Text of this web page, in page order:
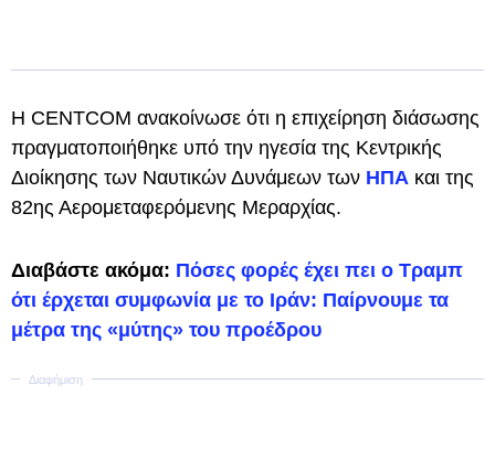
Η CENTCOM ανακοίνωσε ότι η επιχείρηση διάσωσης
πραγματοποιήθηκε υπό την ηγεσία της Κεντρικής
Διοίκησης των Ναυτικών Δυνάμεων των ΗΠΑ και της
82ης Αερομεταφερόμενης Μεραρχίας.
Διαβάστε ακόμα: Πόσες φορές έχει πει ο Τραμπ
ότι έρχεται συμφωνία με το Ιράν: Παίρνουμε τα
μέτρα της «μύτης» του προέδρου